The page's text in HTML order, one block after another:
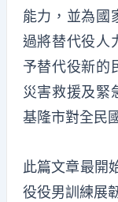
能力，並為國
過將替代役人
予替代役新的
災害救援及緊
基隆市對全民
此篇文章最開
役役男訓練展